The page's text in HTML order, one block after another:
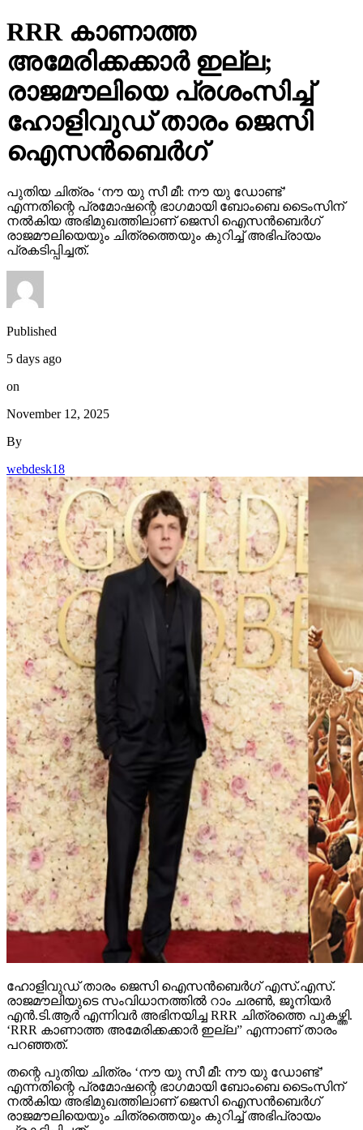
RRR കാണാത്ത
അമേരിക്കക്കാര്‍ ഇല്ല;
രാജമൗലിയെ പ്രശംസിച്ച്
ഹോളിവുഡ് താരം ജെസി
ഐസന്‍ബെര്‍ഗ്
പുതിയ ചിത്രം ‘നൗ യു സീ മീ: നൗ യു ഡോണ്ട്’
എന്നതിന്റെ പ്രമോഷന്റെ ഭാഗമായി ബോംബെ ടൈംസിന്
നല്‍കിയ അഭിമുഖത്തിലാണ് ജെസി ഐസന്‍ബെര്‍ഗ്
രാജമൗലിയെയും ചിത്രത്തെയും കുറിച്ച് അഭിപ്രായം
പ്രകടിപ്പിച്ചത്.
Published
5 days ago
on
November 12, 2025
By
webdesk18
ഹോളിവുഡ് താരം ജെസി ഐസന്‍ബെര്‍ഗ് എസ്.എസ്.
രാജമൗലിയുടെ സംവിധാനത്തില്‍ റാം ചരണ്‍, ജൂനിയര്‍
എന്‍.ടി.ആര്‍ എന്നിവര്‍ അഭിനയിച്ച RRR ചിത്രത്തെ പുകഴ്ത്തി.
‘RRR കാണാത്ത അമേരിക്കക്കാര്‍ ഇല്ല” എന്നാണ് താരം
പറഞ്ഞത്.
തന്റെ പുതിയ ചിത്രം ‘നൗ യു സീ മീ: നൗ യു ഡോണ്ട്’
എന്നതിന്റെ പ്രമോഷന്റെ ഭാഗമായി ബോംബെ ടൈംസിന്
നല്‍കിയ അഭിമുഖത്തിലാണ് ജെസി ഐസന്‍ബെര്‍ഗ്
രാജമൗലിയെയും ചിത്രത്തെയും കുറിച്ച് അഭിപ്രായം